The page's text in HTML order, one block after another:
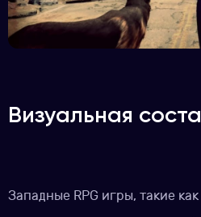
Визуальная
Западные RPG игры, такие